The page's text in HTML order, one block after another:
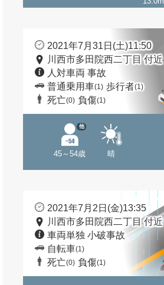
2021年7月31日(土)11:50
川西市多田院西二丁目 付近
人対車両 事故
普通乗用車(1) 歩行者(1)
死亡(0) 負傷(1)
45～54歳
他
晴
2021年7月2日(金)13:35
川西市多田院西二丁目 付近
車両単独 小破事故
自転車(1)
死亡(0) 負傷(1)